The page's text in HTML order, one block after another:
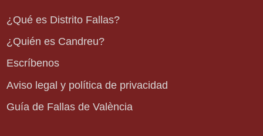
¿Qué es Distrito Fallas?
¿Quién es Candreu?
Escríbenos
Aviso legal y política de privacidad
Guía de Fallas de València